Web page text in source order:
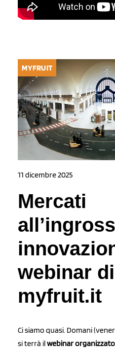
MYFRUIT
11 dicembre 2025
Mercati
webinar di
myfruit.it
Ci siamo quasi. Domani
si terrà ilwebinar